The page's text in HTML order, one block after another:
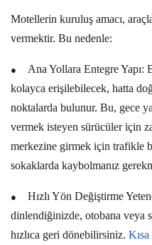
Motellerin kuruluş amacı,
vermektir. Bu nedenle:
● Ana Yollara Entegre Yapı:
kolayca erişilebilecek, hatta
noktalarda bulunur. Bu, gece
vermek isteyen sürücüler için
merkezine girmek için trafikle
sokaklarda kaybolmanız
● Hızlı Yön Değiştirme
dinlendiğinizde, otobana veya
hızlıca geri dönebilirsiniz.